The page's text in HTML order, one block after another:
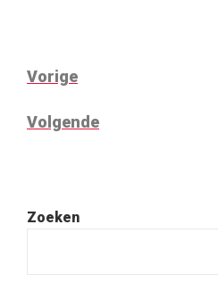
BERICHT
NAVIGATIE
Vorig
Vorige
Volgend
Volgende
Zoeken